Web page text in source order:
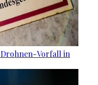
Vorfall in